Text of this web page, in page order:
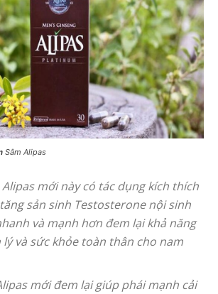
Sâm Alipas
mới này có tác dụng kích thích
sản sinh Testosterone nội sinh
và mạnh hơn đem lại khả năng
và sức khỏe toàn thân cho nam
mới đem lại giúp phái mạnh cải